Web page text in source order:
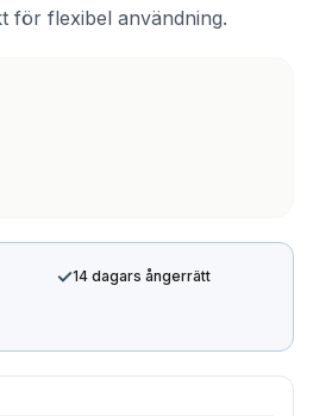
för flexibel användning.
✓14 dagars ångerrätt